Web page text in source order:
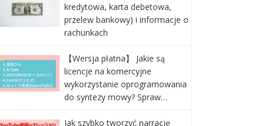
kredytowa, karta debetowa,
przelew bankowy) i informacje o
rachunkach
【Wersja płatna】 Jakie są
licencje na komercyjne
wykorzystanie oprogramowania
do syntezy mowy? Spraw…
Jak szybko tworzyć narrację